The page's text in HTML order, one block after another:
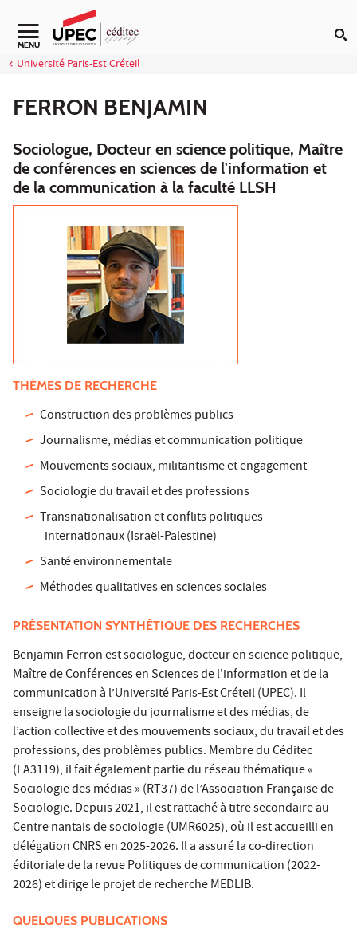
Aller au contenu
Navigation secondaire
MENU
Université Paris-Est Créteil
FERRON BENJAMIN
Sociologue, Docteur en science politique, Maître
de conférences en sciences de l'information et
de la communication à la faculté LLSH
THÈMES DE RECHERCHE
Construction des problèmes publics
Journalisme, médias et communication politique
Mouvements sociaux, militantisme et engagement
Sociologie du travail et des professions
Transnationalisation et conflits politiques
internationaux (Israël-Palestine)
Santé environnementale
Méthodes qualitatives en sciences sociales
PRÉSENTATION SYNTHÉTIQUE DES RECHERCHES
Benjamin Ferron est sociologue, docteur en science politique,
Maître de Conférences en Sciences de l'information et de la
communication à l’Université Paris-Est Créteil (UPEC). Il
enseigne la sociologie du journalisme et des médias, de
l’action collective et des mouvements sociaux, du travail et des
professions, des problèmes publics. Membre du Céditec
(EA3119), il fait également partie du réseau thématique «
Sociologie des médias » (RT37) de l’Association Française de
Sociologie. Depuis 2021, il est rattaché à titre secondaire au
Centre nantais de sociologie (UMR6025), où il est accueilli en
délégation CNRS en 2025-2026. Il a assuré la co-direction
éditoriale de la revue Politiques de communication (2022-
2026) et dirige le projet de recherche MEDLIB.
QUELQUES PUBLICATIONS